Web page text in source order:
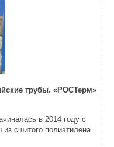
трубы. «РОСТерм»
в 2014 году с
сшитого полиэтилена.